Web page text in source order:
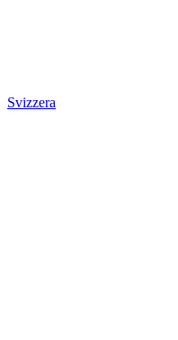
Svizzera